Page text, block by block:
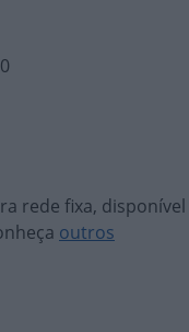
rede fixa, disponível
outros